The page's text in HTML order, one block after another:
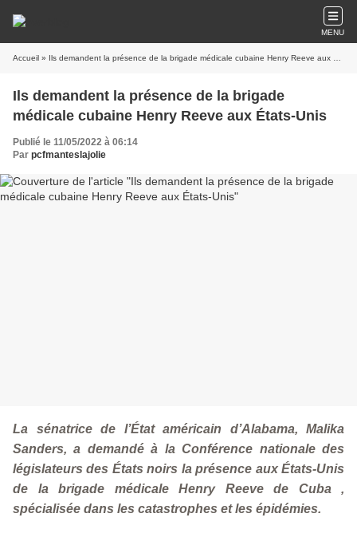
MENU
Accueil » Ils demandent la présence de la brigade médicale cubaine Henry Reeve aux États-Unis
Ils demandent la présence de la brigade
médicale cubaine Henry Reeve aux États-Unis
Publié le 11/05/2022 à 06:14
Par pcfmanteslajolie
La sénatrice de l’État américain d’Alabama, Malika
Sanders, a demandé à la Conférence nationale des
législateurs des États noirs la présence aux États-Unis
de la brigade médicale Henry Reeve de Cuba ,
spécialisée dans les catastrophes et les épidémies.